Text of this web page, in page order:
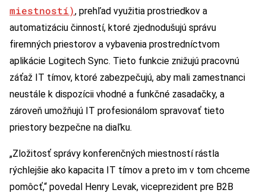
miestností), prehľad využitia prostriedkov a
automatizáciu činností, ktoré zjednodušujú správu
firemných priestorov a vybavenia prostredníctvom
aplikácie Logitech Sync. Tieto funkcie znižujú pracovnú
záťaž IT tímov, ktoré zabezpečujú, aby mali zamestnanci
neustále k dispozícii vhodné a funkčné zasadačky, a
zároveň umožňujú IT profesionálom spravovať tieto
priestory bezpečne na diaľku.
„Zložitosť správy konferenčných miestností rástla
rýchlejšie ako kapacita IT tímov a preto im v tom chceme
pomôcť,“ povedal Henry Levak, viceprezident pre B2B